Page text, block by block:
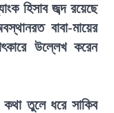
হিসাব জব্দ রয়েছে
বাবা-মায়ের
উল্লেখ করেন
কথা তুলে ধরে সাকিব